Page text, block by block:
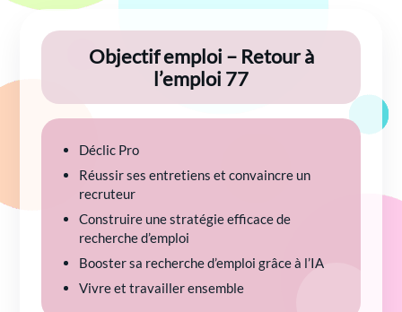
Objectif emploi – Retour à
l’emploi 77
Déclic Pro
Réussir ses entretiens et convaincre un
recruteur
Construire une stratégie efficace de
recherche d’emploi
Booster sa recherche d’emploi grâce à l’IA
Vivre et travailler ensemble